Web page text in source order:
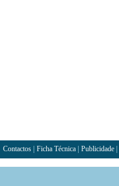
Contactos Ficha Técnica Publicidade